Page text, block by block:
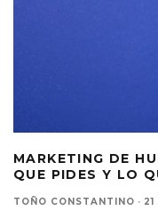
MARKETING DE
QUE PIDES Y LO
TOÑO CONSTANTINO ·